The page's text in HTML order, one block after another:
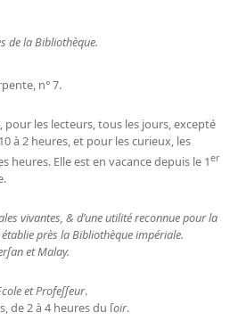
de la Bibliothèque.
n° 7.
les lecteurs, tous les jours, excepté
à 2 heures, et pour les curieux, les
heures. Elle est en vacance depuis le 1er
vivantes, & d’une utilité reconnue pour la
près la Bibliothèque impériale.
et Malay.
et Profeſſeur.
de 2 à 4 heures du ſoir.